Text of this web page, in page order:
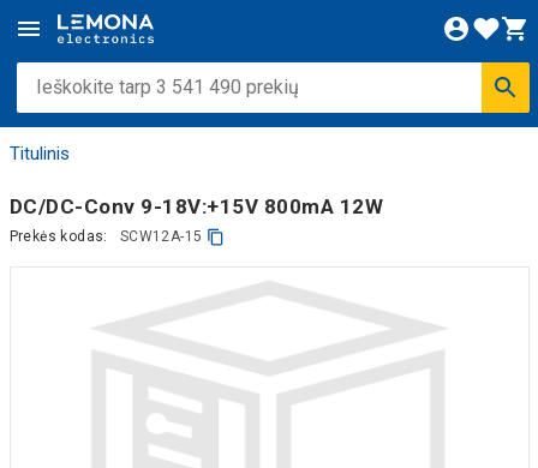
Titulinis
DC/DC-Conv 9-18V:+15V 800mA 12W
Prekės kodas: SCW12A-15